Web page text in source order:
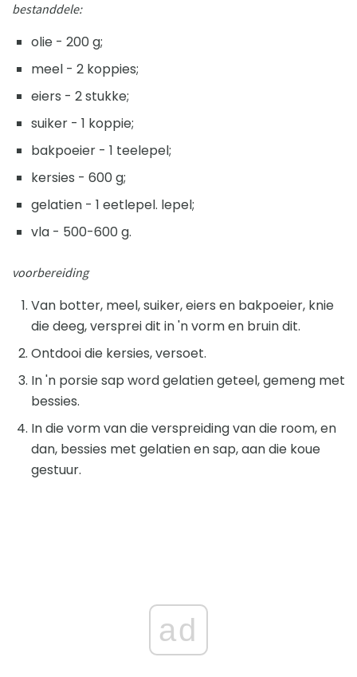
bestanddele:
olie - 200 g;
meel - 2 koppies;
eiers - 2 stukke;
suiker - 1 koppie;
bakpoeier - 1 teelepel;
kersies - 600 g;
gelatien - 1 eetlepel. lepel;
vla - 500-600 g.
voorbereiding
Van botter, meel, suiker, eiers en bakpoeier, knie
die deeg, versprei dit in 'n vorm en bruin dit.
Ontdooi die kersies, versoet.
In 'n porsie sap word gelatien geteel, gemeng met
bessies.
In die vorm van die verspreiding van die room, en
dan, bessies met gelatien en sap, aan die koue
gestuur.
ad